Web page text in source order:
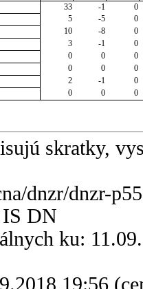
33 -1
0
5 -5
0
10 -8
0
3 -1
0
0 0
0
0 0
0
2 -1
0
0 0 0
skratky,
dnzr/dnzr-
IS DN
ku:
19:56